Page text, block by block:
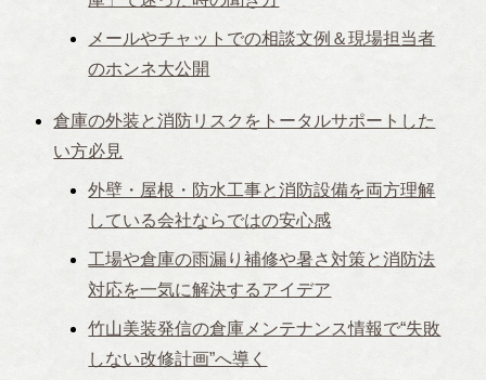
メールやチャットでの相談文例＆現場担当者
のホンネ大公開
倉庫の外装と消防リスクをトータルサポートした
い方必見
外壁・屋根・防水工事と消防設備を両方理解
している会社ならではの安心感
工場や倉庫の雨漏り補修や暑さ対策と消防法
対応を一気に解決するアイデア
竹山美装発信の倉庫メンテナンス情報で“失敗
しない改修計画”へ導く